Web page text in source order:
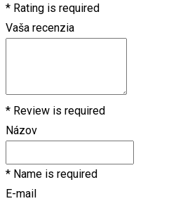
* Rating is required
Vaša recenzia
* Review is required
Názov
* Name is required
E-mail